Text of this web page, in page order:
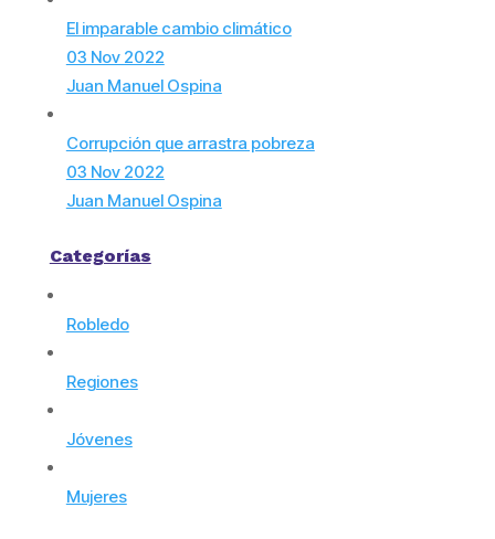
El imparable cambio climático
03 Nov 2022
Juan Manuel Ospina
Corrupción que arrastra pobreza
03 Nov 2022
Juan Manuel Ospina
Categorías
Robledo
Regiones
Jóvenes
Mujeres